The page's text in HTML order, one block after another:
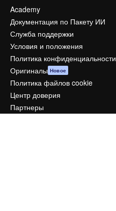
Academy
Документация по Пакету ИИ
Служба поддержки
Условия и положения
Политика конфиденциальности
Оригиналы Новое
Политика файлов cookie
Центр доверия
Партнеры